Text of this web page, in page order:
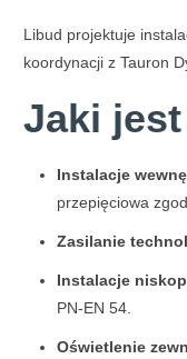
Libud projektuje
koordynacji z Tauron
Jaki
Instalacje
przepięciowa
Zasilanie
Instalacje
PN-EN 54.
Oświetlenie